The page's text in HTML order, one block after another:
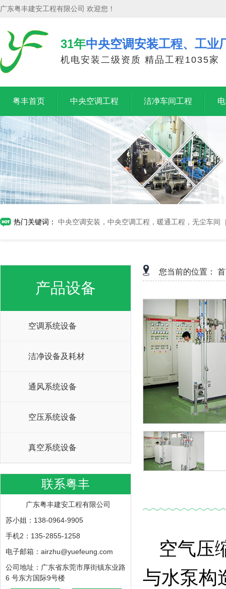
广东粤丰建安工程有限公司 欢迎您！
31年中央空调安装工程、工业
机电安装二级资质 精品工程1035家
粤丰首页 中央空调工程 洁净车间工程
热门关键词： 中央空调安装，中央空调工程，暖通工程，无尘车间
产品设备
空调系统设备
洁净设备及耗材
通风系统设备
空压系统设备
真空系统设备
联系粤丰
广东粤丰建安工程有限公司
苏小姐：138-0964-9905
手机2：135-2855-1258
电子邮箱：airzhu@yuefeung.com
公司地址：广东省东莞市厚街镇东业路
6 号东方国际9号楼
您当前的位置：
空气压
与水泵构